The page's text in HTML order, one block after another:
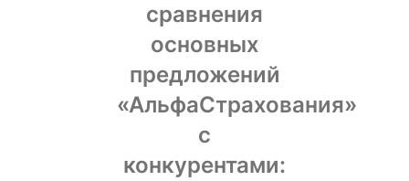
сравнения
основных
предложений
«АльфаСтрахования»
с
конкурентами: